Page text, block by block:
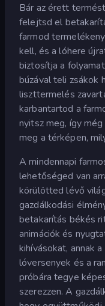
Bár az érett
felejtsd el
farmod
kell, és a lóhere
biztosítja a
búzával teli zsákok
liszttermelés
karbantartod a
nyitsz meg, így
meg a térképen,
A mindennapi
lehetőséged van
körülötted lévő
gazdálkodási
betakarítás békés
animációk és
kihívásokat, annak
lóversenyek és a
próbára tegye
szerezzen. A